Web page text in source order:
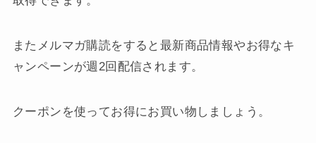
またメルマガ購読をすると最新商品情報やお得なキ
ャンペーンが週2回配信されます。
クーポンを使ってお得にお買い物しましょう。